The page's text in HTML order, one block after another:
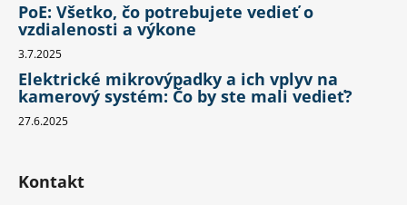
PoE: Všetko, čo potrebujete vedieť o
vzdialenosti a výkone
3.7.2025
Elektrické mikrovýpadky a ich vplyv na
kamerový systém: Čo by ste mali vedieť?
27.6.2025
Kontakt